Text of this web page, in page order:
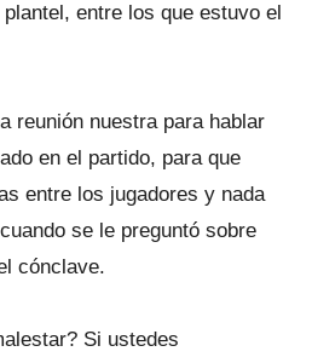
entre los que estuvo el
reunión nuestra para hablar
en el partido, para que
entre los jugadores y nada
se le preguntó sobre
cónclave.
Si ustedes